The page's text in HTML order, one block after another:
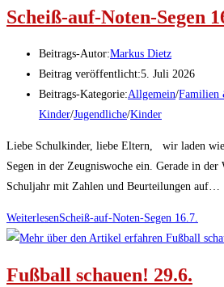
Scheiß-auf-Noten-Segen
Beitrags-Autor:Markus Dietz
Beitrag veröffentlicht:5. Juli 2026
Beitrags-Kategorie:Allgemein/Familien
Kinder/Jugendliche/Kinder
Liebe Schulkinder, liebe Eltern, wir laden
Segen in der Zeugniswoche ein. Gerade in der
Schuljahr mit Zahlen und Beurteilungen auf…
WeiterlesenScheiß-auf-Noten-Segen 16.7.
Fußball schauen! 29.6.